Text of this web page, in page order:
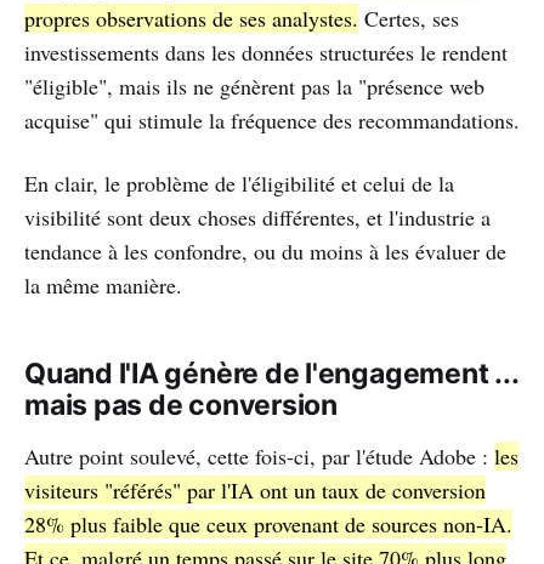
propres observations de ses analystes. Certes, ses
investissements dans les données structurées le rendent
"éligible", mais ils ne génèrent pas la "présence web
acquise" qui stimule la fréquence des recommandations.
En clair, le problème de l'éligibilité et celui de la
visibilité sont deux choses différentes, et l'industrie a
tendance à les confondre, ou du moins à les évaluer de
la même manière.
Quand l'IA génère de l'engagement ...
mais pas de conversion
Autre point soulevé, cette fois-ci, par l'étude Adobe : les
visiteurs "référés" par l'IA ont un taux de conversion
28% plus faible que ceux provenant de sources non-IA.
Et ce, malgré un temps passé sur le site 70% plus long